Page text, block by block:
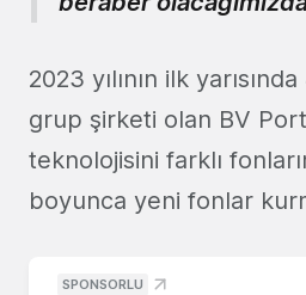
2023 yılının ilk
grup şirketi olan BV
teknolojisini farklı
boyunca yeni fonlar
SPONSORLU